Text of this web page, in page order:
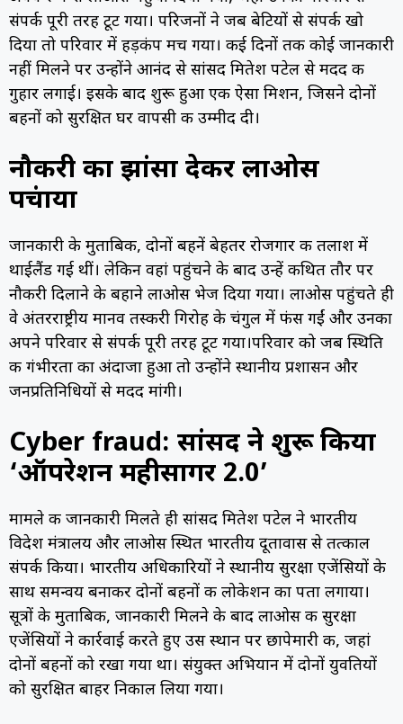
संपर्क पूरी तरह टूट गया। परिजनों ने जब बेटियों से संपर्क खो
दिया तो परिवार में हड़कंप मच गया। कई दिनों तक कोई जानकारी
नहीं मिलने पर उन्होंने आनंद से सांसद मितेश पटेल से मदद की
गुहार लगाई। इसके बाद शुरू हुआ एक ऐसा मिशन, जिसने दोनों
बहनों को सुरक्षित घर वापसी की उम्मीद दी।
नौकरी का झांसा देकर लाओस
पहुंचाया
जानकारी के मुताबिक, दोनों बहनें बेहतर रोजगार की तलाश में
थाईलैंड गई थीं। लेकिन वहां पहुंचने के बाद उन्हें कथित तौर पर
नौकरी दिलाने के बहाने लाओस भेज दिया गया। लाओस पहुंचते ही
वे अंतरराष्ट्रीय मानव तस्करी गिरोह के चंगुल में फंस गईं और उनका
अपने परिवार से संपर्क पूरी तरह टूट गया।परिवार को जब स्थिति
की गंभीरता का अंदाजा हुआ तो उन्होंने स्थानीय प्रशासन और
जनप्रतिनिधियों से मदद मांगी।
Cyber fraud: सांसद ने शुरू किया
‘ऑपरेशन महीसागर 2.0’
मामले की जानकारी मिलते ही सांसद मितेश पटेल ने भारतीय
विदेश मंत्रालय और लाओस स्थित भारतीय दूतावास से तत्काल
संपर्क किया। भारतीय अधिकारियों ने स्थानीय सुरक्षा एजेंसियों के
साथ समन्वय बनाकर दोनों बहनों की लोकेशन का पता लगाया।
सूत्रों के मुताबिक, जानकारी मिलने के बाद लाओस की सुरक्षा
एजेंसियों ने कार्रवाई करते हुए उस स्थान पर छापेमारी की, जहां
दोनों बहनों को रखा गया था। संयुक्त अभियान में दोनों युवतियों
को सुरक्षित बाहर निकाल लिया गया।